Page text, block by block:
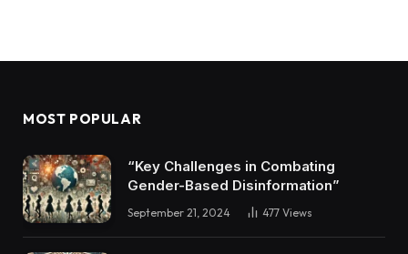
MOST POPULAR
“Key Challenges in Combating
Gender-Based Disinformation”
September 21, 2024 477 Views